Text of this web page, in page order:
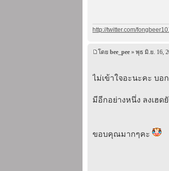
http://twitter.com/
โดย bee_pee » พุธ มิ.ย. 16,
ไม่เข้าใจอะนะคะ บ
มีอีกอย่างหนึ่ง ลงเฮด
ขอบคุณมากๆคะ